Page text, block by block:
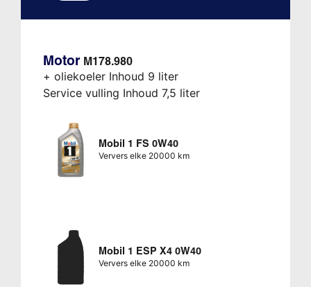
Motor M178.980
+ oliekoeler Inhoud 9 liter
Service vulling Inhoud 7,5 liter
Mobil 1 FS 0W40
Ververs elke 20000 km
Mobil 1 ESP X4 0W40
Ververs elke 20000 km